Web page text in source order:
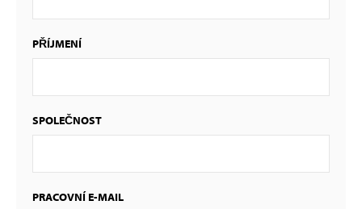
PŘÍJMENÍ
SPOLEČNOST
PRACOVNÍ E-MAIL